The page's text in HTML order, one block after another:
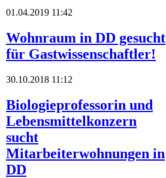
01.04.2019 11:42
Wohnraum in DD gesucht
für Gastwissenschaftler!
30.10.2018 11:12
Biologieprofessorin und
Lebensmittelkonzern
sucht
Mitarbeiterwohnungen in
DD